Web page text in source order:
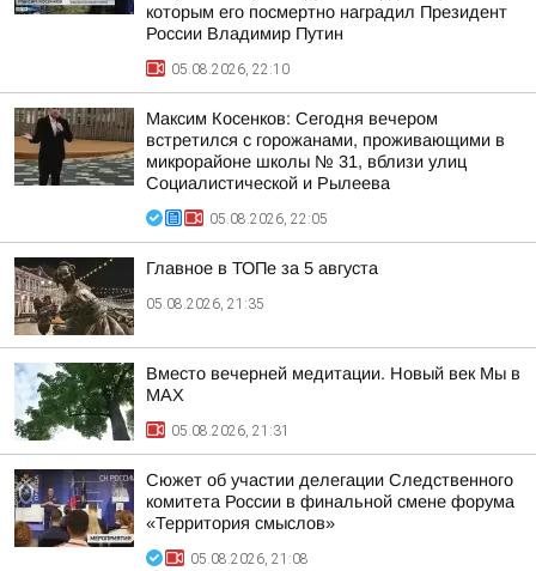
которым его посмертно наградил Президент
России Владимир Путин
05.08.2026, 22:10
Максим Косенков: Сегодня вечером
встретился с горожанами, проживающими в
микрорайоне школы № 31, вблизи улиц
Социалистической и Рылеева
05.08.2026, 22:05
Главное в ТОПе за 5 августа
05.08.2026, 21:35
Вместо вечерней медитации. Новый век Мы в
MAX
05.08.2026, 21:31
Сюжет об участии делегации Следственного
комитета России в финальной смене форума
«Территория смыслов»
05.08.2026, 21:08